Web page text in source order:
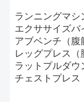
ランニングマシ
エクササイズバ
アブベンチ（腹
レッグプレス（
ラットプルダウ
チェストプレス